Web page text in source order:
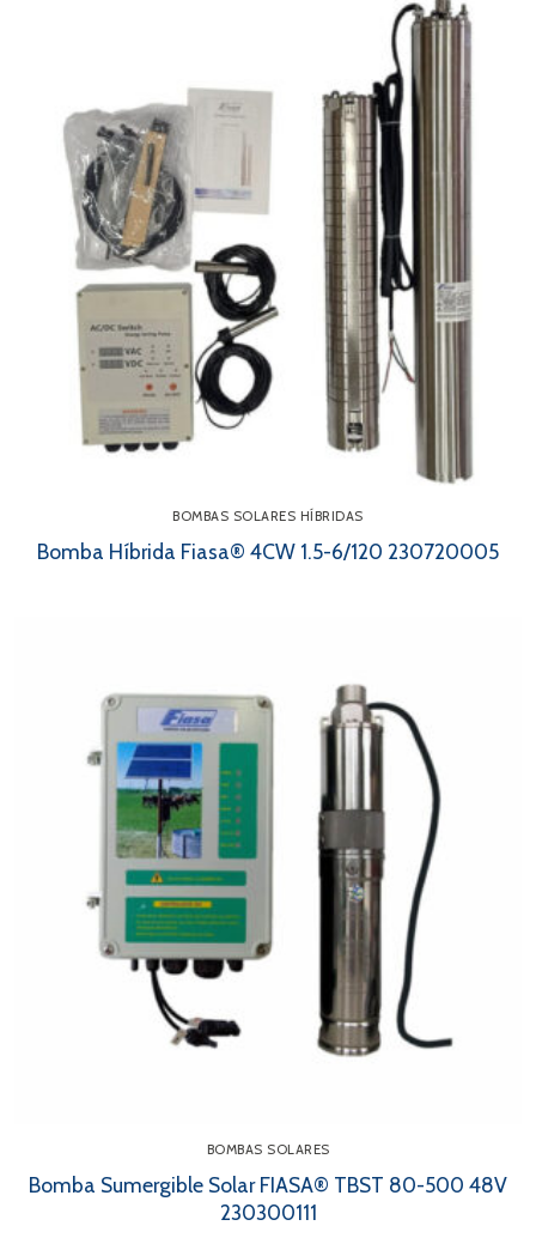
BOMBAS SOLARES HÍBRIDAS
Bomba Híbrida Fiasa® 4CW 1.5-6/120 230720005
BOMBAS SOLARES
Bomba Sumergible Solar FIASA® TBST 80-500 48V
230300111